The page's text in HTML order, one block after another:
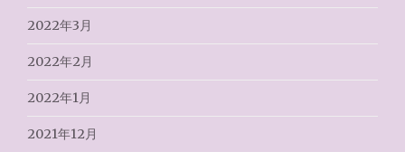
2022年3月
2022年2月
2022年1月
2021年12月